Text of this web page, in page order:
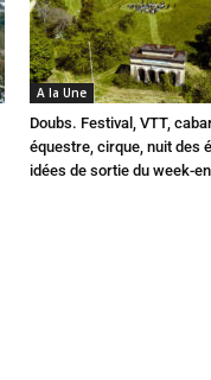
A la Une
Doubs. Festival, VTT,
équestre, cirque, nuit des
idées de sortie du week-